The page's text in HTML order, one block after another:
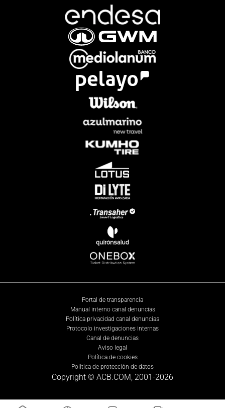
Portal de transparencia
Manual interno canal denuncias
Política privacidad canal denuncias
Protocolo investigaciones internas
Canal de denuncias
Aviso legal
Política de cookies
Política de protección de datos
Copyright © ACB.COM, 2001-2026